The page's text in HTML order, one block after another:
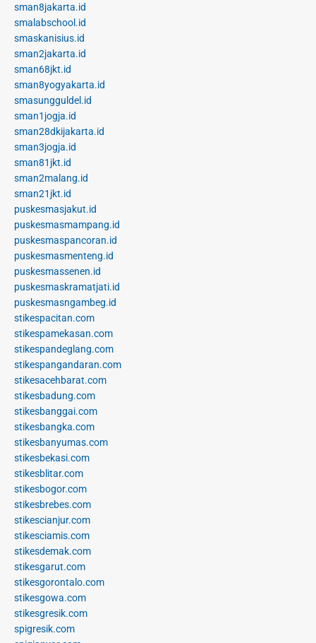
sman8jakarta.id
smalabschool.id
smaskanisius.id
sman2jakarta.id
sman68jkt.id
sman8yogyakarta.id
smasungguldel.id
sman1jogja.id
sman28dkijakarta.id
sman3jogja.id
sman81jkt.id
sman2malang.id
sman21jkt.id
puskesmasjakut.id
puskesmasmampang.id
puskesmaspancoran.id
puskesmasmenteng.id
puskesmassenen.id
puskesmaskramatjati.id
puskesmasngambeg.id
stikespacitan.com
stikespamekasan.com
stikespandeglang.com
stikespangandaran.com
stikesacehbarat.com
stikesbadung.com
stikesbanggai.com
stikesbangka.com
stikesbanyumas.com
stikesbekasi.com
stikesblitar.com
stikesbogor.com
stikesbrebes.com
stikescianjur.com
stikesciamis.com
stikesdemak.com
stikesgarut.com
stikesgorontalo.com
stikesgowa.com
stikesgresik.com
spigresik.com